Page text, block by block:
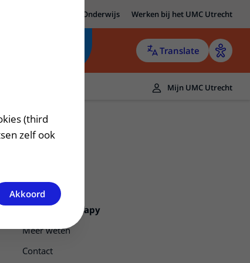
Onderwijs Werken bij het UMC Utrecht
Translate
Mijn UMC Utrecht
Targeted therapy
Meer weten
Contact
(third
zelf ook
Akkoord